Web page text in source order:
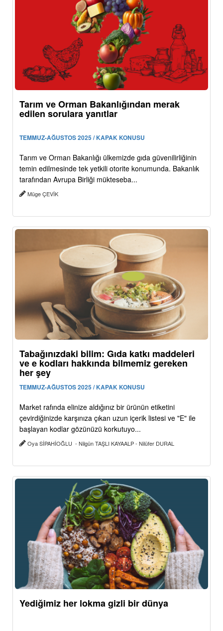
Tarım ve Orman Bakanlığından merak
edilen sorulara yanıtlar
TEMMUZ-AĞUSTOS 2025 / KAPAK KONUSU
Tarım ve Orman Bakanlığı ülkemizde gıda güvenilirliğinin
temin edilmesinde tek yetkili otorite konumunda. Bakanlık
tarafından Avrupa Birliği mükteseba...
Müge ÇEVİK
Tabağınızdaki bilim: Gıda katkı maddeleri
ve e kodları hakkında bilmemiz gereken
her şey
TEMMUZ-AĞUSTOS 2025 / KAPAK KONUSU
Market rafında elinize aldığınız bir ürünün etiketini
çevirdiğinizde karşınıza çıkan uzun içerik listesi ve "E" ile
başlayan kodlar gözünüzü korkutuyo...
Oya SİPAHİOĞLU - Nilgün TAŞLI KAYAALP - Nilüfer DURAL
Yediğimiz her lokma gizli bir dünya